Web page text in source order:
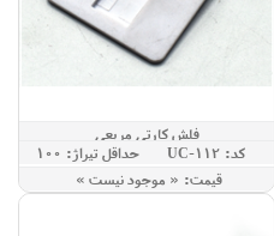
فلش کارتی مربعی
کد: UC-112
حداقل تيراژ: 100
قيمت: « موجود نيست »